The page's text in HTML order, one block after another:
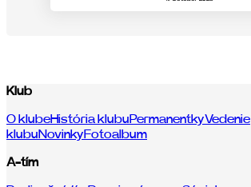
Klub
O klubeHistória klubuPermanentkyVedenie
klubuNovinkyFotoalbum
A-tím